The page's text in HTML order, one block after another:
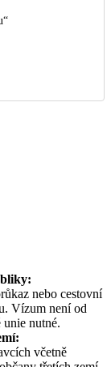
nebo cestovní
Vízum není od
nutné.
včetně